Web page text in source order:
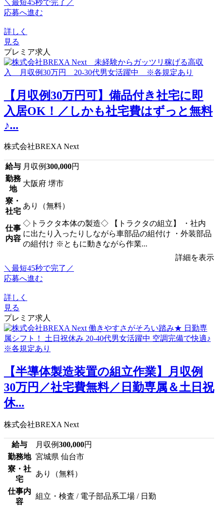
＼最短45秒で完了／
応募へ進む
詳しく
見る
プレミア求人
【月収例30万円可】備品付き社宅に即
入居OK！／しかも社宅費はずっと無料
♪...
株式会社BREXA Next
給与 月収例300,000円
勤務
地
大阪府 堺市
寮・
社宅
あり（無料）
仕事
内容
◇トラクタ本体の製造◇ 【トラクタの組立】 ・社内
に出たり入ったりしながら車部品の組付け ・外装部品
の組付け ※ともに動きながら作業...
詳細を表示
＼最短45秒で完了／
応募へ進む
詳しく
見る
プレミア求人
【半導体製造装置の組立作業】月収例
30万円／社宅費無料／日勤専属＆土日祝
休...
株式会社BREXA Next
給与 月収例300,000円
勤務地 宮城県 仙台市
寮・社
宅
あり（無料）
仕事内
容
組立・検査 / 電子部品系工場 / 日勤